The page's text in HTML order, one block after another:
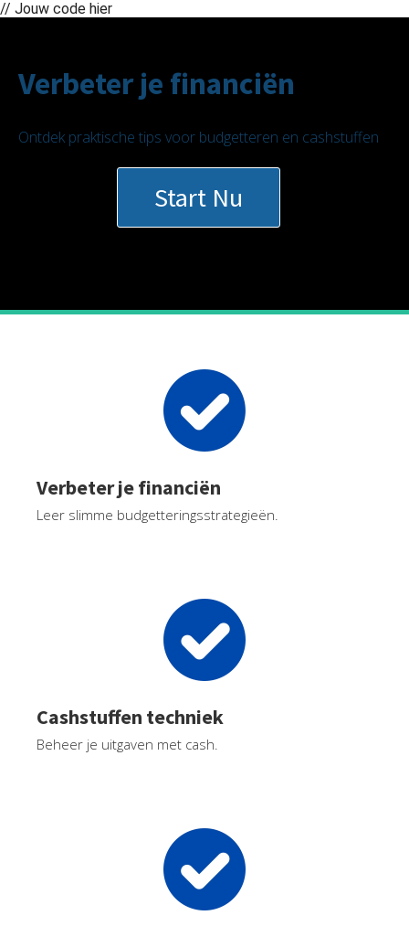
// Jouw code hier
Verbeter je financiën
Ontdek praktische tips voor budgetteren en cashstuffen
Start Nu
Verbeter je financiën
Leer slimme budgetteringsstrategieën.
Cashstuffen techniek
Beheer je uitgaven met cash.